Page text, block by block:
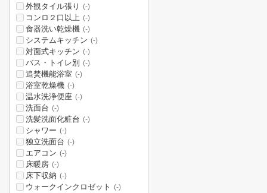
外観タイル張り (-)
コンロ２口以上 (-)
食器洗い乾燥機 (-)
システムキッチン (-)
対面式キッチン (-)
バス・トイレ別 (-)
追焚機能浴室 (-)
浴室乾燥機 (-)
温水洗浄便座 (-)
洗面台 (-)
洗髪洗面化粧台 (-)
シャワー (-)
独立洗面台 (-)
エアコン (-)
床暖房 (-)
床下収納 (-)
ウォークインクロゼット (-)